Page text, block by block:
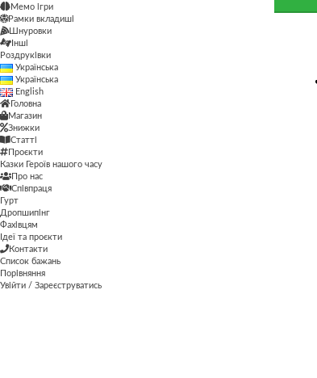
Роздруківки
Мемо ігри
Рамки вкладиші
Шнуровки
Інші
Роздруківки
Українська
Українська
English
Головна
Магазин
Знижки
Статті
Проєкти
Казки Героїв нашого часу
Про нас
Співпраця
Гурт
Дропшипінг
Фахівцям
Ідеї та проєкти
Контакти
Список бажань
Порівняння
Увійти / Зареєструватись